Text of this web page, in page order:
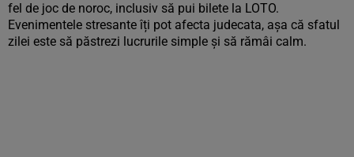
fel de joc de noroc, inclusiv să pui bilete la LOTO.
Evenimentele stresante îți pot afecta judecata, așa că sfatul
zilei este să păstrezi lucrurile simple și să rămâi calm.